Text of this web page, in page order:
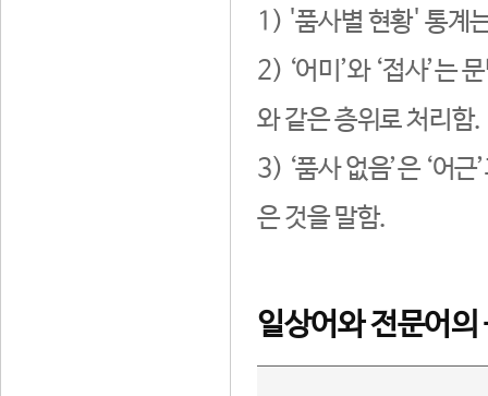
1) '품사별 현황' 통계
2) ‘어미’와 ‘접사’는
와 같은 층위로 처리함.
3) ‘품사 없음’은 ‘어
은 것을 말함.
일상어와 전문어의